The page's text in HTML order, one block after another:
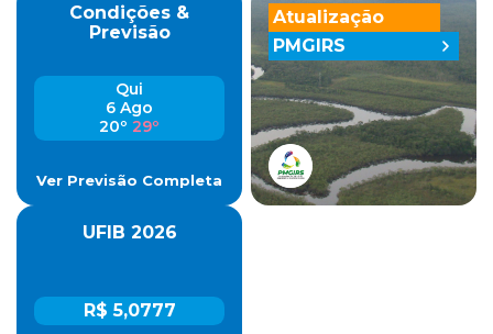
Condições &
Previsão
Qui
6 Ago
20º 29º
Ver Previsão Completa
UFIB 2026
R$ 5,0777
Atualização
PMGIRS